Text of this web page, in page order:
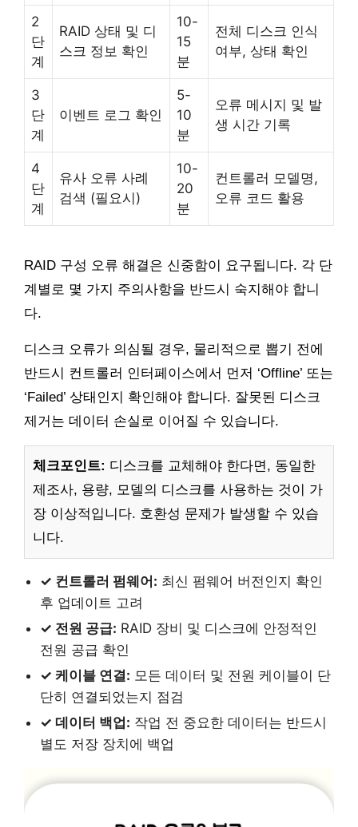
2
단
계
RAID 상태 및 디
스크 정보 확인
10-
15
분
전체 디스크 인식
여부, 상태 확인
3
단
계
이벤트 로그 확인
5-
10
분
오류 메시지 및 발
생 시간 기록
4
단
계
유사 오류 사례
검색 (필요시)
10-
20
분
컨트롤러 모델명,
오류 코드 활용
RAID 구성 오류 해결은 신중함이 요구됩니다. 각 단
계별로 몇 가지 주의사항을 반드시 숙지해야 합니
다.
디스크 오류가 의심될 경우, 물리적으로 뽑기 전에
반드시 컨트롤러 인터페이스에서 먼저 ‘Offline’ 또는
‘Failed’ 상태인지 확인해야 합니다. 잘못된 디스크
제거는 데이터 손실로 이어질 수 있습니다.
체크포인트: 디스크를 교체해야 한다면, 동일한
제조사, 용량, 모델의 디스크를 사용하는 것이 가
장 이상적입니다. 호환성 문제가 발생할 수 있습
니다.
✓ 컨트롤러 펌웨어: 최신 펌웨어 버전인지 확인
후 업데이트 고려
✓ 전원 공급: RAID 장비 및 디스크에 안정적인
전원 공급 확인
✓ 케이블 연결: 모든 데이터 및 전원 케이블이 단
단히 연결되었는지 점검
✓ 데이터 백업: 작업 전 중요한 데이터는 반드시
별도 저장 장치에 백업